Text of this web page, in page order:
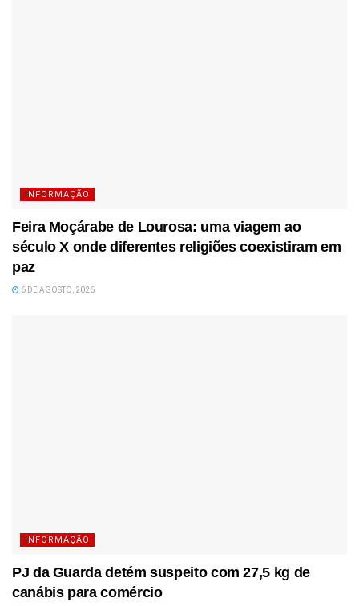
INFORMAÇÃO
Feira Moçárabe de Lourosa: uma viagem ao
século X onde diferentes religiões coexistiram em
paz
6 DE AGOSTO, 2026
INFORMAÇÃO
PJ da Guarda detém suspeito com 27,5 kg de
canábis para comércio